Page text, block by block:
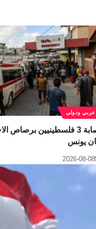
عربي ودولي
إصابة 3 فلسطينيين برصاص
يونس
2026-08-08